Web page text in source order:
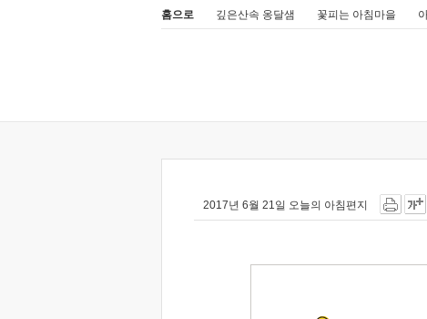
홈으로 깊은산속 옹달샘 꽃피는 아침마을
2017년 6월 21일 오늘의 아침편지